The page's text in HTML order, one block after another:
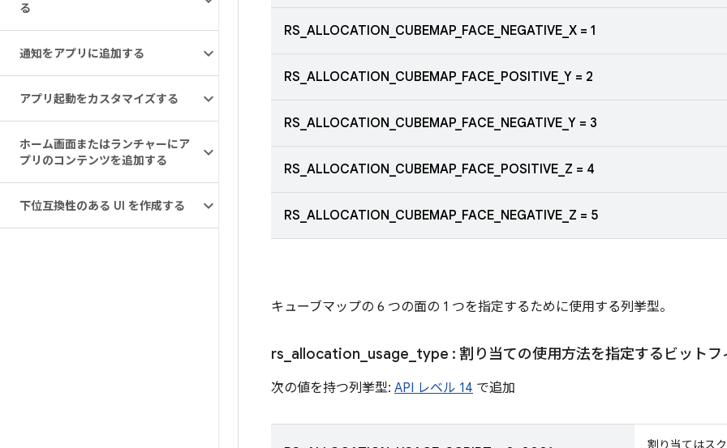
る
通知をアプリに追加する
アプリ起動をカスタマイズする
ホーム画面またはランチャーにア
プリのコンテンツを追加する
下位互換性のある UI を作成する
RS_ALLOCATION_CUBEMAP_FACE_NEGATIVE_X = 1
RS_ALLOCATION_CUBEMAP_FACE_POSITIVE_Y = 2
RS_ALLOCATION_CUBEMAP_FACE_NEGATIVE_Y = 3
RS_ALLOCATION_CUBEMAP_FACE_POSITIVE_Z = 4
RS_ALLOCATION_CUBEMAP_FACE_NEGATIVE_Z = 5
キューブマップの 6 つの面の 1 つを指定するために使用する列挙型。
rs allocation usage type : 割り当ての使用方法を指定するビットフ
次の値を持つ列挙型: API レベル 14 で追加
割り当てはス